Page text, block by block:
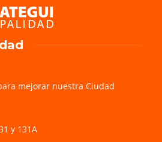
mejorar nuestra Ciudad
y 131A